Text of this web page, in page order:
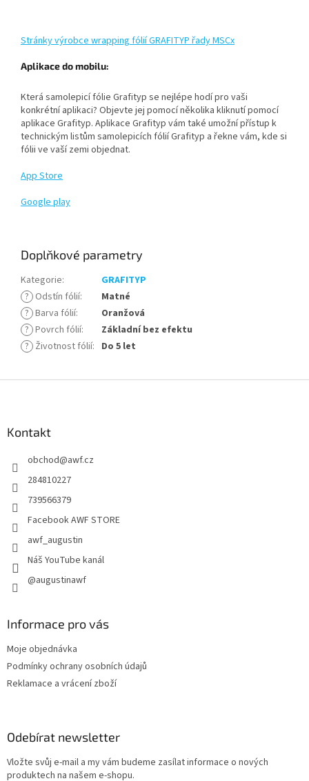
Stránky výrobce wrapping fólií GRAFITYP řady MSCx
Aplikace do mobilu:
Která samolepicí fólie Grafityp se nejlépe hodí pro vaši
konkrétní aplikaci? Objevte jej pomocí několika kliknutí pomocí
aplikace Grafityp. Aplikace Grafityp vám také umožní přístup k
technickým listům samolepicích fólií Grafityp a řekne vám, kde si
fólii ve vaší zemi objednat.
App Store
Google play
Doplňkové parametry
Kategorie:
GRAFITYP
? Odstín fólií:
Matné
? Barva fólií:
Oranžová
? Povrch fólií:
Základní bez efektu
? Životnost fólií: Do 5 let
Kontakt
obchod@awf.cz
284810227
739566379
Facebook AWF STORE
awf_augustin
Náš YouTube kanál
@augustinawf
Informace pro vás
Moje objednávka
Podmínky ochrany osobních údajů
Reklamace a vrácení zboží
Odebírat newsletter
Vložte svůj e-mail a my vám budeme zasílat informace o nových
produktech na našem e-shopu.